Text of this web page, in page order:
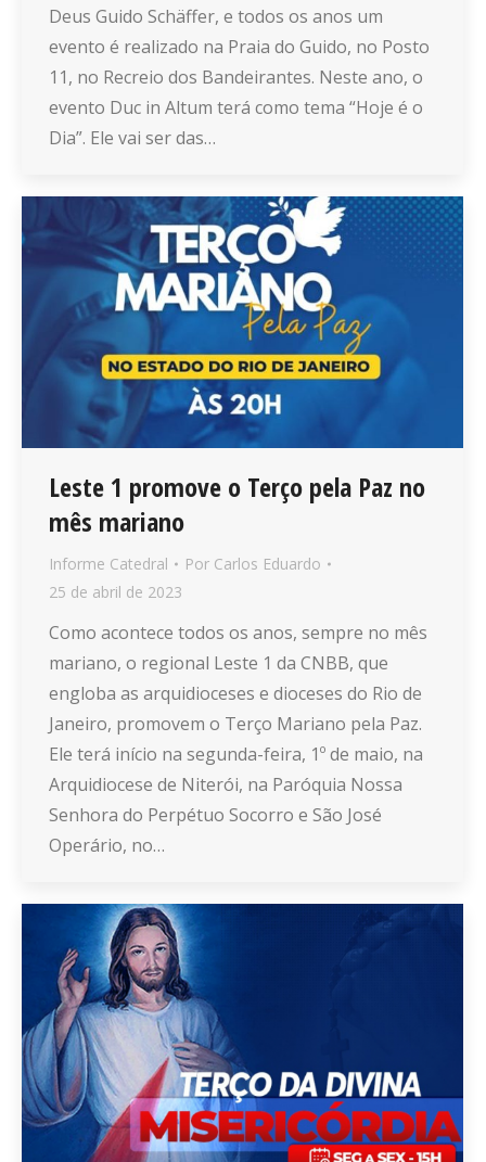
Deus Guido Schäffer, e todos os anos um
evento é realizado na Praia do Guido, no Posto
11, no Recreio dos Bandeirantes. Neste ano, o
evento Duc in Altum terá como tema “Hoje é o
Dia”. Ele vai ser das…
Leste 1 promove o Terço pela Paz no
mês mariano
Informe Catedral Por Carlos Eduardo
25 de abril de 2023
Como acontece todos os anos, sempre no mês
mariano, o regional Leste 1 da CNBB, que
engloba as arquidioceses e dioceses do Rio de
Janeiro, promovem o Terço Mariano pela Paz.
Ele terá início na segunda-feira, 1º de maio, na
Arquidiocese de Niterói, na Paróquia Nossa
Senhora do Perpétuo Socorro e São José
Operário, no…